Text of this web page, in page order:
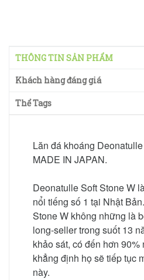
THÔNG TIN SẢN PHẨM
Khách hàng đáng giá
Thể Tags
Lăn đá khoáng
MADE IN JAPAN.
Deonatulle Soft Stone W
nổi tiếng số 1 tại Nhật
Stone W không những là
long-seller trong suốt 13
khảo sát, có đến hơn
khẳng định họ sẽ tiếp tục
này.